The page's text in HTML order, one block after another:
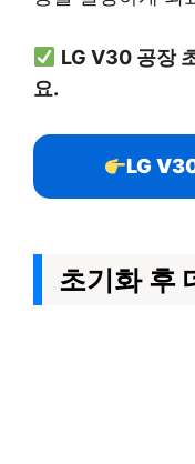
LG V30 공장
요.
LG
초기화 후